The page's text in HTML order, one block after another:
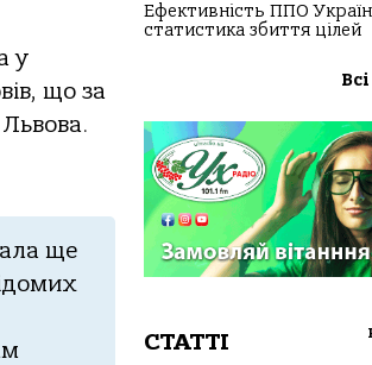
у
щo зa
ще
Ефективність ППО
статистика збиття цілей
СТАТТІ